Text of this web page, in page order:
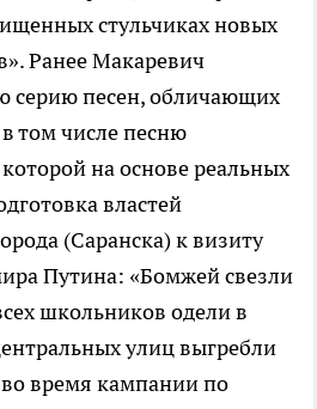
стульчиках новых
Ранее Макаревич
серию песен, обличающих
том числе песню
которой на основе реальных
властей
(Саранска) к визиту
Путина: «Бомжей свезли
школьников одели в
улиц выгребли
время кампании по